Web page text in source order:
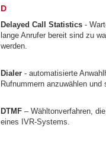
D
Delayed Call Statistics -
lange Anrufer bereit sind zu
werden.
Dialer - automatisierte
Rufnummern anzuwählen
DTMF – Wähltonverfahren,
eines IVR-Systems.